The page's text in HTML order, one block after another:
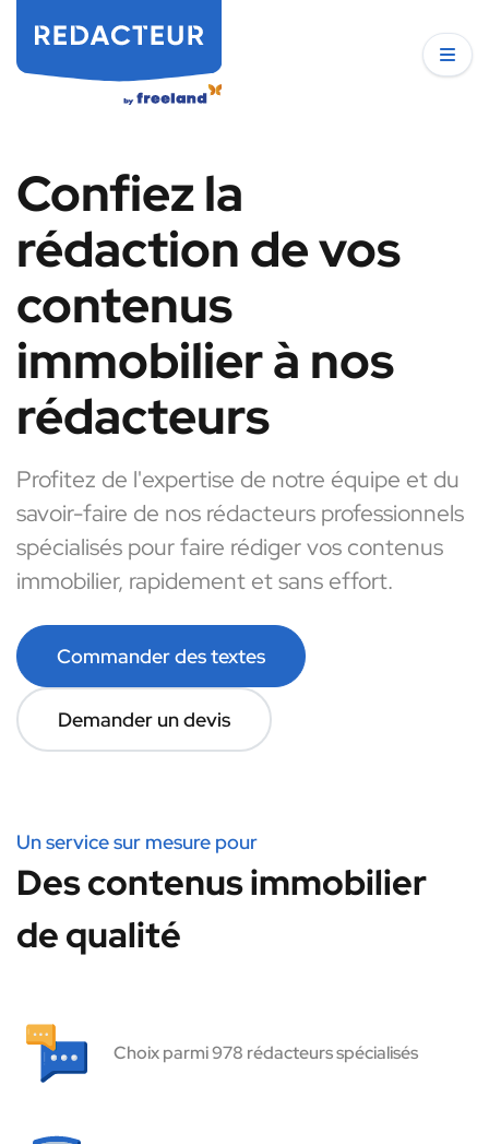
Confiez la
rédaction de vos
contenus
immobilier à nos
rédacteurs
Profitez de l'expertise de notre équipe et du
savoir-faire de nos rédacteurs professionnels
spécialisés pour faire rédiger vos contenus
immobilier, rapidement et sans effort.
Commander des textes
Demander un devis
Un service sur mesure pour
Des contenus immobilier
de qualité
Choix parmi 978 rédacteurs spécialisés